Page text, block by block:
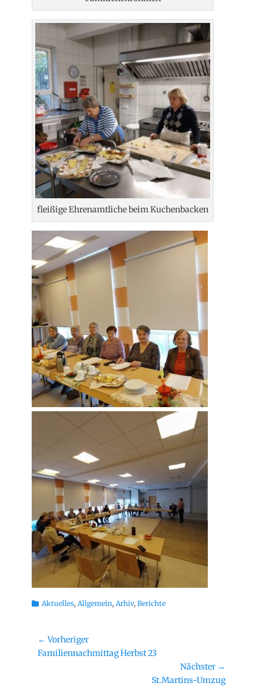
fleißige Ehrenamtliche beim Kuchenbacken
Kategorien
Aktuelles, Allgemein, Arhiv, Berichte
Beitragsnavigation
← Vorheriger
Vorheriger
Familiennachmittag Herbst 23
Nächster →
St.Martins-Umzug